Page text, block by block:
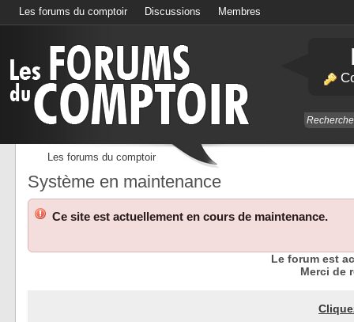
Les forums du comptoir Discussions Membres
Les forums du comptoir
Système en maintenance
Ce site est actuellement en cours de maintenance.
Le forum est
Merci de